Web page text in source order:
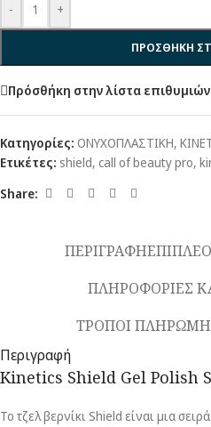
- +
ΠΡΟΣΘΗΚΗ
Πρόσθήκη στην λίστα επιθυμιών
Κατηγορίες: ΟΝΥΧΟΠΛΑΣΤΙΚΗ,
Ετικέτες: shield, call of beauty pro,
Share:
ΠΕΡΙΓΡΑΦΗ
ΠΛΗΡΟΦΟΡΙΕΣ
ΤΡΟΠΟΙ
Περιγραφή
Kinetics Shield Gel Polish
Το τζελ βερνίκι Shield είναι μια